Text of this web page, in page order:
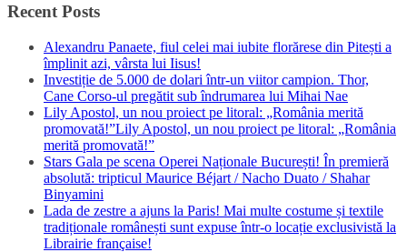
Recent Posts
Alexandru Panaete, fiul celei mai iubite florărese din Pitești a
împlinit azi, vârsta lui Iisus!
Investiție de 5.000 de dolari într-un viitor campion. Thor,
Cane Corso-ul pregătit sub îndrumarea lui Mihai Nae
Lily Apostol, un nou proiect pe litoral: „România merită
promovată!”Lily Apostol, un nou proiect pe litoral: „România
merită promovată!”
Stars Gala pe scena Operei Naționale București! În premieră
absolută: tripticul Maurice Béjart / Nacho Duato / Shahar
Binyamini
Lada de zestre a ajuns la Paris! Mai multe costume și textile
tradiționale românești sunt expuse într-o locație exclusivistă la
Librairie française!